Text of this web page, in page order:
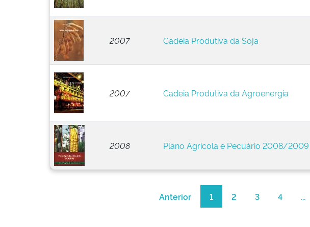
2007 Cadeia Produtiva da Soja
2007 Cadeia Produtiva da Agroenergia
2008 Plano Agrícola e Pecuário 2008/2009
Anterior 1 2 3 4 ...